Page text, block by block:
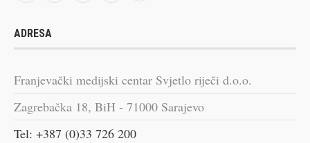
ADRESA
Franjevački medijski centar Svjetlo riječi d.o.o.
Zagrebačka 18, BiH - 71000 Sarajevo
Tel: +387 (0)33 726 200